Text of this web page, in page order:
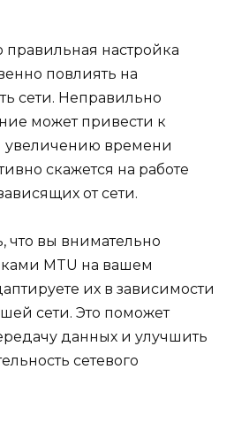
правильная настройка
повлиять на
сети. Неправильно
может привести к
увеличению времени
скажется на работе
от сети.
что вы внимательно
MTU на вашем
их в зависимости
сети. Это поможет
данных и улучшить
сетевого